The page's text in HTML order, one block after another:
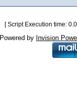
[ Script Execution time:
Powered by Invision